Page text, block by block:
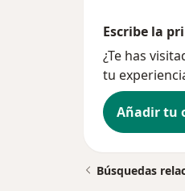
Escribe la
¿Te has
tu
Añadir tu
Búsquedas